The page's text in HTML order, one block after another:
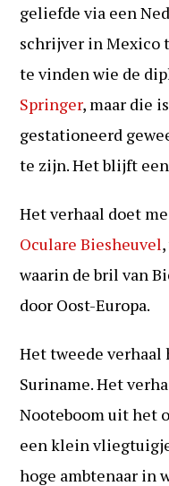
geliefde via een
schrijver in Mexico
te vinden wie de
Springer, maar die
gestationeerd
te zijn. Het blijft
Het verhaal doet
Oculare Biesheuvel
waarin de bril van
door Oost-Europa.
Het tweede verhaal
Suriname. Het
Nooteboom uit het
een klein
hoge ambtenaar in